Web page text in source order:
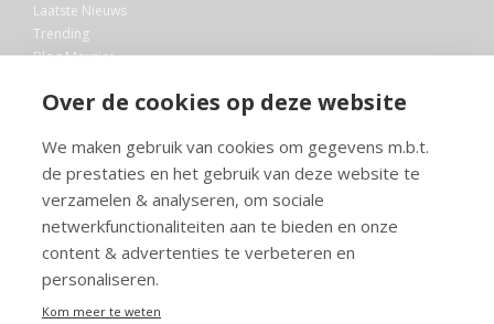
Over de cookies op deze website
We maken gebruik van cookies om gegevens m.b.t.
de prestaties en het gebruik van deze website te
verzamelen & analyseren, om sociale
netwerkfunctionaliteiten aan te bieden en onze
content & advertenties te verbeteren en
personaliseren.
Kom meer te weten
Laatste Nieuws
Trending
Blog Maurice
Bibliotheek
Info en service
FAQ
Doneren
Privacy
Voorwaarden
Meedoen